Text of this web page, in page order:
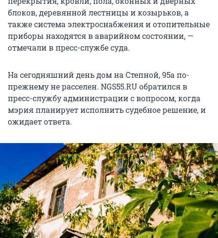
блоков, деревянной лестницы и козырьков, а
также система электроснабжения и отопительные
приборы находятся в аварийном состоянии, —
отмечали в пресс-службе суда.
На сегодняшний день дом на Степной, 95а по-
прежнему не расселен. NGS55.RU обратился в
пресс-службу администрации с вопросом, когда
мэрия планирует исполнить судебное решение, и
ожидает ответа.